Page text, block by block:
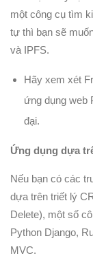
một công cụ tìm
tự thì bạn sẽ
và IPFS.
Hãy xem xét
ứng dụng web
đại.
Ứng dụng dựa
Nếu bạn có các
dựa trên triết lý
Delete), một số
Python Django,
MVC.